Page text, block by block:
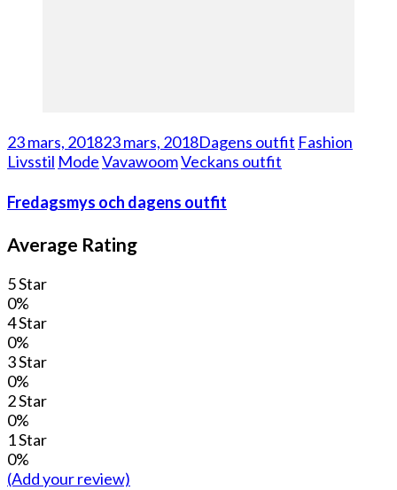
23 mars, 201823 mars, 2018Dagens outfit Fashion
Livsstil ModeVavawoomVeckans outfit
Fredagsmys och dagens outfit
Average Rating
5 Star
0%
4 Star
0%
3 Star
0%
2 Star
0%
1 Star
0%
(Add your review)